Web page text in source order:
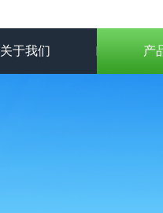
关于我们 产